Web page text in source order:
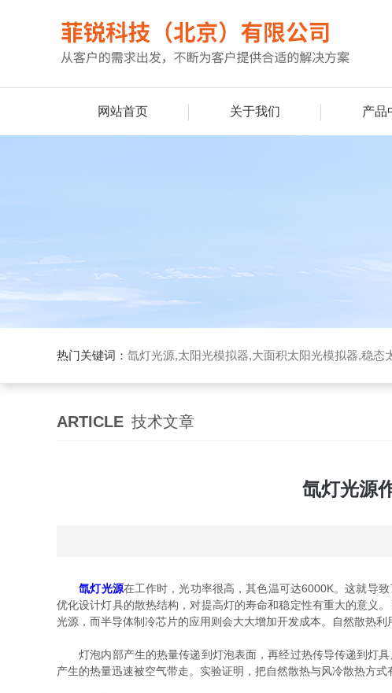
网站首页 关于我们 产品
热门关键词： 氙灯光源,太阳光模拟器,大面积太阳光模拟器,稳态
ARTICLE 技术文章
氙灯光源
氙灯光源在工作时，光功率很高，其色温可达6000K。这就导
优化设计灯具的散热结构，对提高灯的寿命和稳定性有重大的意义
光源，而半导体制冷芯片的应用则会大大增加开发成本。自然散热利
灯泡内部产生的热量传递到灯泡表面，再经过热传导传递到灯具
产生的热量迅速被空气带走。实验证明，把自然散热与风冷散热方式